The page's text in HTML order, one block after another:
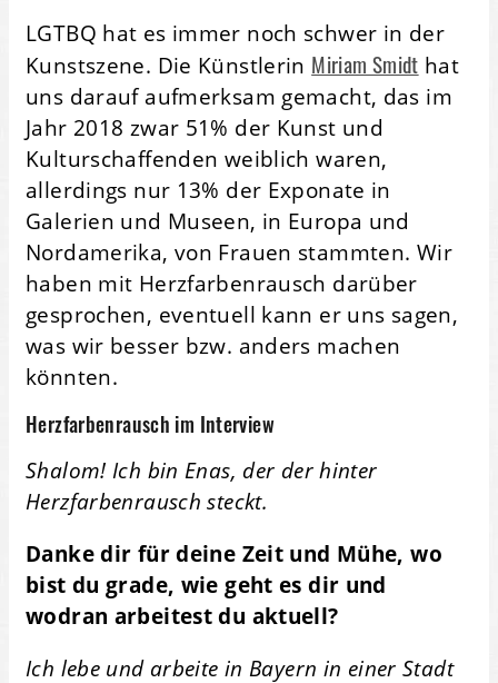
LGTBQ hat es immer noch schwer in der
Kunstszene. Die Künstlerin Miriam Smidt hat
uns darauf aufmerksam gemacht, das im
Jahr 2018 zwar 51% der Kunst und
Kulturschaffenden weiblich waren,
allerdings nur 13% der Exponate in
Galerien und Museen, in Europa und
Nordamerika, von Frauen stammten. Wir
haben mit Herzfarbenrausch darüber
gesprochen, eventuell kann er uns sagen,
was wir besser bzw. anders machen
könnten.
Herzfarbenrausch im Interview
Shalom! Ich bin Enas, der der hinter
Herzfarbenrausch steckt.
Danke dir für deine Zeit und Mühe, wo
bist du grade, wie geht es dir und
wodran arbeitest du aktuell?
Ich lebe und arbeite in Bayern in einer Stadt